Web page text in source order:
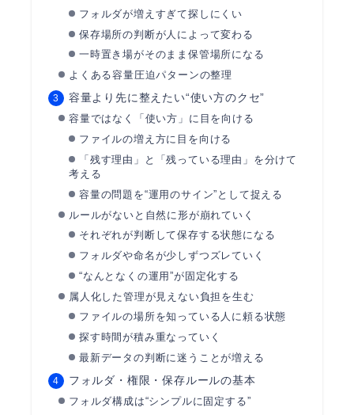
フォルダが増えすぎて探しにくい
保存場所の判断が人によって変わる
一時置き場がそのまま保管場所になる
よくある容量圧迫パターンの整理
容量より先に整えたい“使い方のクセ”
容量ではなく「使い方」に目を向ける
ファイルの増え方に目を向ける
「残す理由」と「残っている理由」を分けて
考える
容量の問題を“運用のサイン”として捉える
ルールがないと自然に形が崩れていく
それぞれが判断して保存する状態になる
フォルダや命名が少しずつズレていく
“なんとなくの運用”が固定化する
属人化した管理が見えない負担を生む
ファイルの場所を知っている人に頼る状態
探す時間が積み重なっていく
最新データの判断に迷うことが増える
フォルダ・権限・保存ルールの基本
フォルダ構成は“シンプルに固定する”